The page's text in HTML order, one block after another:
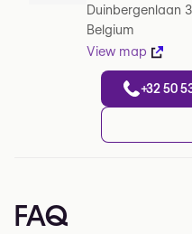
Duinbergenlaan
Belgium
View map
+32 50
FAQ